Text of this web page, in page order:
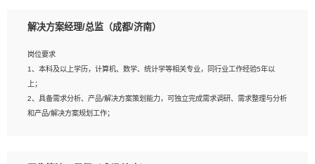
岗位要求：
1、全日制统招本科及以上学历，计算机相关专业毕业，5年以上开发工作经验；
2、具有扎实的java编程功底和良好的编码习惯，有分布式、多线程及高并发系统开
发经验和性能调优经验尤佳；熟悉JVM调优；掌握基础中间件、基础架构方案和云
平台、云产品功能特性，熟练使用相关平台的功能和了解其背后实现机制；
解决方案经理/总监（成都/济南）
岗位要求
1、本科及以上学历，计算机、数学、统计学等相关专业，同行业工作经验5年以
上；
2、具备需求分析、产品/解决方案策划能力，可独立完成需求调研、需求整理与分析
和产品/解决方案规划工作；